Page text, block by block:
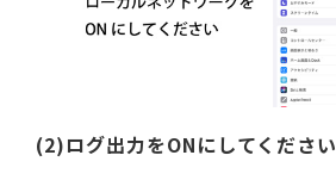
(2)ログ出力をONにしてください